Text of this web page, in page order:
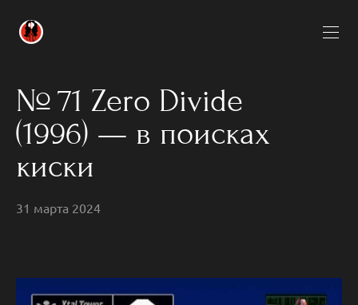
№ 71 Zero Divide
(1996) — в поисках
киски
31 марта 2024